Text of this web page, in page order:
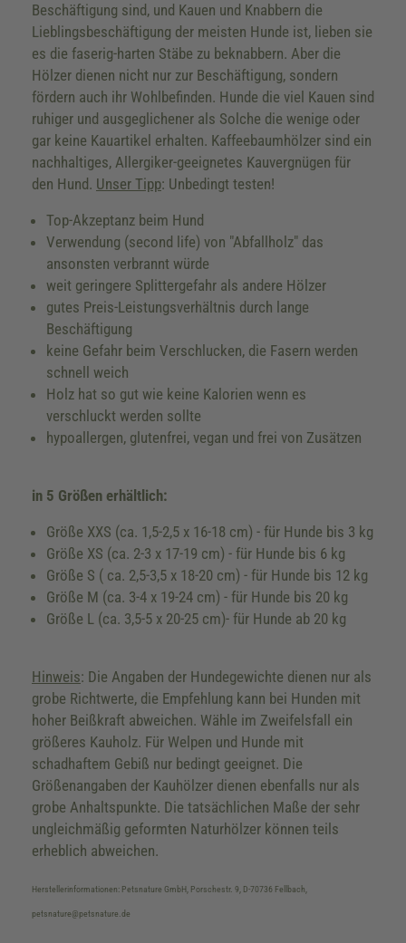
Beschäftigung sind, und Kauen und Knabbern die
Lieblingsbeschäftigung der meisten Hunde ist, lieben sie
es die faserig-harten Stäbe zu beknabbern. Aber die
Hölzer dienen nicht nur zur Beschäftigung, sondern
fördern auch ihr Wohlbefinden. Hunde die viel Kauen sind
ruhiger und ausgeglichener als Solche die wenige oder
gar keine Kauartikel erhalten. Kaffeebaumhölzer sind ein
nachhaltiges, Allergiker-geeignetes Kauvergnügen für
den Hund. Unser Tipp: Unbedingt testen!
Top-Akzeptanz beim Hund
Verwendung (second life) von "Abfallholz" das
ansonsten verbrannt würde
weit geringere Splittergefahr als andere Hölzer
gutes Preis-Leistungsverhältnis durch lange
Beschäftigung
keine Gefahr beim Verschlucken, die Fasern werden
schnell weich
Holz hat so gut wie keine Kalorien wenn es
verschluckt werden sollte
hypoallergen, glutenfrei, vegan und frei von Zusätzen
in 5 Größen erhältlich:
Größe XXS (ca. 1,5-2,5 x 16-18 cm) - für Hunde bis 3 kg
Größe XS (ca. 2-3 x 17-19 cm) - für Hunde bis 6 kg
Größe S ( ca. 2,5-3,5 x 18-20 cm) - für Hunde bis 12 kg
Größe M (ca. 3-4 x 19-24 cm) - für Hunde bis 20 kg
Größe L (ca. 3,5-5 x 20-25 cm)- für Hunde ab 20 kg
Hinweis: Die Angaben der Hundegewichte dienen nur als
grobe Richtwerte, die Empfehlung kann bei Hunden mit
hoher Beißkraft abweichen. Wähle im Zweifelsfall ein
größeres Kauholz. Für Welpen und Hunde mit
schadhaftem Gebiß nur bedingt geeignet. Die
Größenangaben der Kauhölzer dienen ebenfalls nur als
grobe Anhaltspunkte. Die tatsächlichen Maße der sehr
ungleichmäßig geformten Naturhölzer können teils
erheblich abweichen.
Herstellerinformationen: Petsnature GmbH, Porschestr. 9, D-70736 Fellbach,
petsnature@petsnature.de